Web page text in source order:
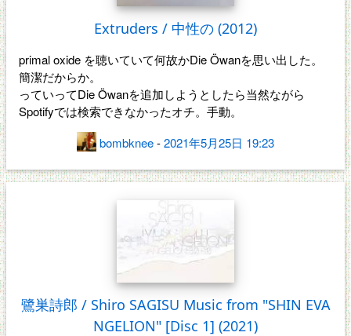
Extruders / 中性の (2012)
primal oxide を聴いていて何故かDie Öwanを思い出した。
簡潔だからか。
っていってDie Öwanを追加しようとしたら当然ながら
Spotifyでは検索できなかったオチ。手動。
bombknee-2021年5月25日 19:23
鷺巣詩郎 / Shiro SAGISU Music from "SHIN EVA
NGELION" [Disc 1] (2021)